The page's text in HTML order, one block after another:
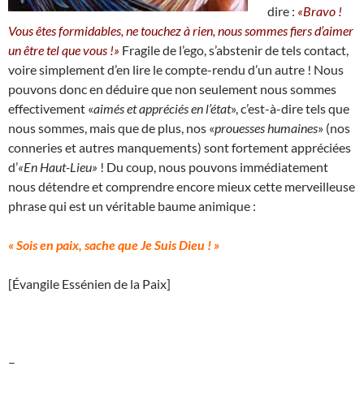
dire : «Bravo !
Vous êtes formidables, ne touchez à rien, nous sommes fiers d’aimer
un être tel que vous !» Fragile de l’ego, s’abstenir de tels contact,
voire simplement d’en lire le compte-rendu d’un autre ! Nous
pouvons donc en déduire que non seulement nous sommes
effectivement «aimés et appréciés en l’état», c’est-à-dire tels que
nous sommes, mais que de plus, nos «prouesses humaines» (nos
conneries et autres manquements) sont fortement appréciées
d’«En Haut-Lieu» ! Du coup, nous pouvons immédiatement
nous détendre et comprendre encore mieux cette merveilleuse
phrase qui est un véritable baume animique :
« Sois en paix, sache que Je Suis Dieu ! »
[Évangile Essénien de la Paix]
–